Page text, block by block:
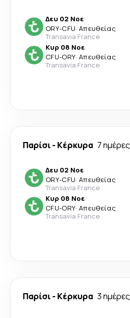
Δευ 02 Νοε
ORY-CFU· Απευθείας
Transavia France
Κυρ 08 Νοε
CFU-ORY· Απευθείας
Transavia France
Παρίσι- Κέρκυρα 7 ημέρες
Δευ 02 Νοε
ORY-CFU· Απευθείας
Transavia France
Κυρ 08 Νοε
CFU-ORY· Απευθείας
Transavia France
Παρίσι- Κέρκυρα 3 ημέρες